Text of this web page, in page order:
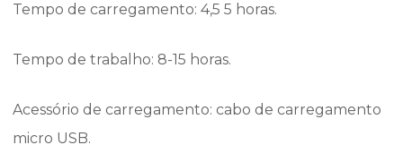
Tempo de carregamento: 4,5 5 horas.
Tempo de trabalho: 8-15 horas.
Acessório de carregamento: cabo de carregamento
micro USB.